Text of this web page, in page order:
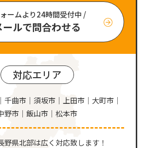
ームより24時間受付中 /
ールで問合わせる
対応エリア
千曲市｜須坂市｜上田市｜大町市｜
野市｜飯山市｜松本市
野県北部は広く対応致します！